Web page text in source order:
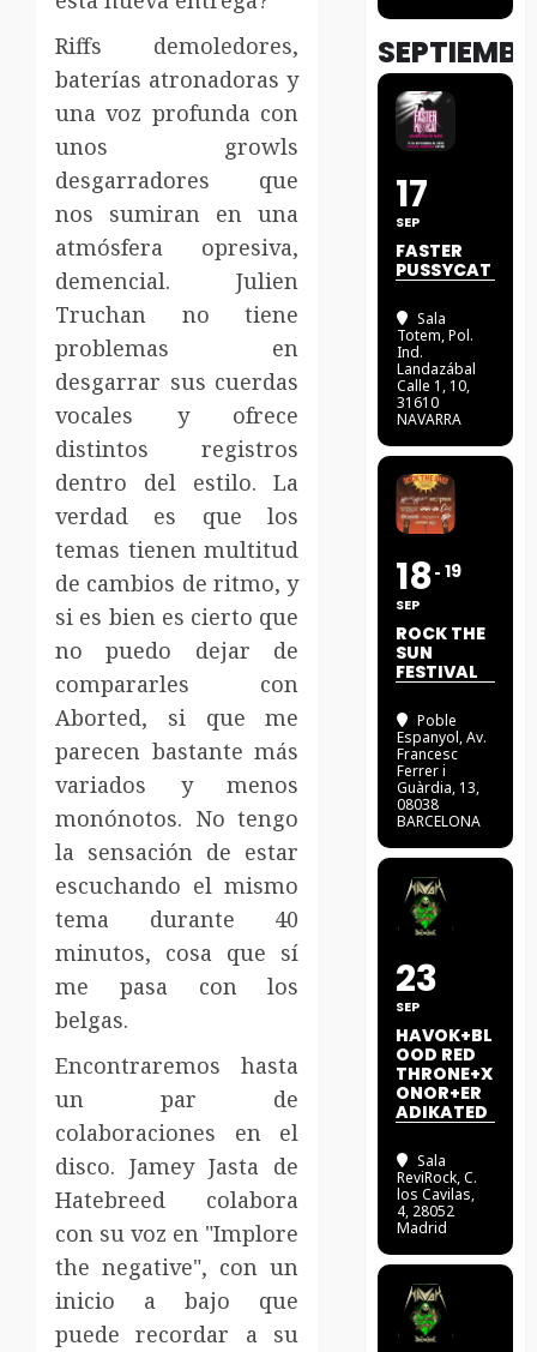
Riffs demoledores,
baterías atronadoras y
una voz profunda con
unos growls
desgarradores que
nos sumiran en una
atmósfera opresiva,
demencial. Julien
Truchan no tiene
problemas en
desgarrar sus cuerdas
vocales y ofrece
distintos registros
dentro del estilo. La
verdad es que los
temas tienen multitud
de cambios de ritmo, y
si es bien es cierto que
no puedo dejar de
compararles con
Aborted, si que me
parecen bastante más
variados y menos
monónotos. No tengo
la sensación de estar
escuchando el mismo
tema durante 40
minutos, cosa que sí
me pasa con los
belgas.
Encontraremos hasta
un par de
colaboraciones en el
disco. Jamey Jasta de
Hatebreed colabora
con su voz en "Implore
the negative", con un
inicio a bajo que
puede recordar a su
17
SEP
FASTER
PUSSYCAT
Sala
Totem, Pol.
Ind.
Landazábal
Calle 1, 10,
31610
NAVARRA
18
SEP
19
ROCK THE
SUN
FESTIVAL
Poble
Espanyol, Av.
Francesc
Ferrer i
Guàrdia, 13,
08038
BARCELONA
23
SEP
HAVOK+BL
OOD RED
THRONE+X
ONOR+ER
ADIKATED
Sala
ReviRock, C.
los Cavilas,
4, 28052
Madrid